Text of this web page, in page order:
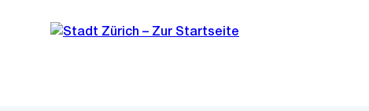
Navigation
Sprunglink